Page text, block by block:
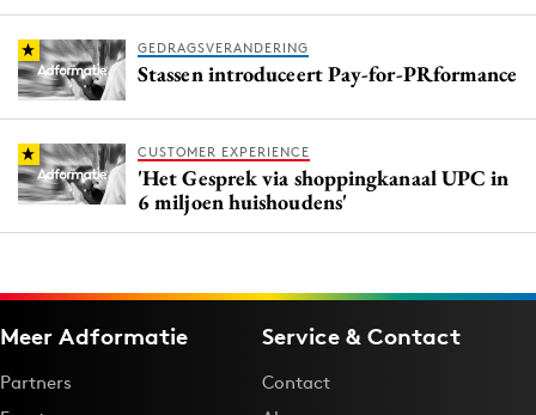
GEDRAGSVERANDERING
Stassen introduceert Pay-for-PRformance
CUSTOMER EXPERIENCE
'Het Gesprek via shoppingkanaal UPC in
6 miljoen huishoudens'
Meer Adformatie
Partners
Service & Contact
Contact